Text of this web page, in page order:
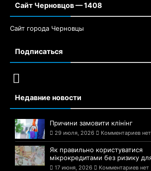
Сайт Черновцов — 1408
Сайт города Черновцы
Подписаться
Недавние новости
Причини замовити клінінг
29 июля, 2026 Комментариев нет
Як правильно користуватися
мікрокредитами без ризику
17 июня, 2026 Комментариев нет